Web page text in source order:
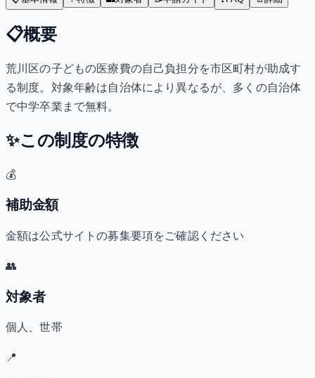
📋概要
荒川区の子どもの医療費の自己負担分を市区町村が助成す
る制度。対象年齢は自治体により異なるが、多くの自治体
で中学卒業まで無料。
✨この制度の特徴
💰
補助金額
金額は公式サイトの募集要項をご確認ください
👥
対象者
個人、世帯
📍